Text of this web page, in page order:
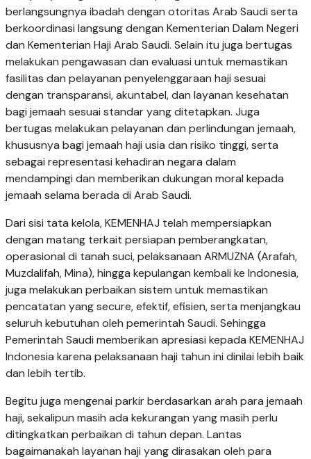
berlangsungnya ibadah dengan otoritas Arab Saudi serta
berkoordinasi langsung dengan Kementerian Dalam Negeri
dan Kementerian Haji Arab Saudi. Selain itu juga bertugas
melakukan pengawasan dan evaluasi untuk memastikan
fasilitas dan pelayanan penyelenggaraan haji sesuai
dengan transparansi, akuntabel, dan layanan kesehatan
bagi jemaah sesuai standar yang ditetapkan. Juga
bertugas melakukan pelayanan dan perlindungan jemaah,
khususnya bagi jemaah haji usia dan risiko tinggi, serta
sebagai representasi kehadiran negara dalam
mendampingi dan memberikan dukungan moral kepada
jemaah selama berada di Arab Saudi.
Dari sisi tata kelola, KEMENHAJ telah mempersiapkan
dengan matang terkait persiapan pemberangkatan,
operasional di tanah suci, pelaksanaan ARMUZNA (Arafah,
Muzdalifah, Mina), hingga kepulangan kembali ke Indonesia,
juga melakukan perbaikan sistem untuk memastikan
pencatatan yang secure, efektif, efisien, serta menjangkau
seluruh kebutuhan oleh pemerintah Saudi. Sehingga
Pemerintah Saudi memberikan apresiasi kepada KEMENHAJ
Indonesia karena pelaksanaan haji tahun ini dinilai lebih baik
dan lebih tertib.
Begitu juga mengenai parkir berdasarkan arah para jemaah
haji, sekalipun masih ada kekurangan yang masih perlu
ditingkatkan perbaikan di tahun depan. Lantas
bagaimanakah layanan haji yang dirasakan oleh para